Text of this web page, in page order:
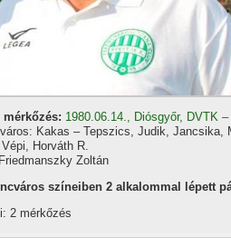
mérkőzés: 1980.06.14., Diósgyőr, DVTK
Kakas – Tepszics, Judik,
Horváth R.
Zoltán
szí­neiben 2 alkalommal lépett
2 mérkőzés